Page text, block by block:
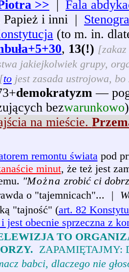
>>
Fala
Papież i inni |
(to m. in.
, 13(!)
jakiejkolwiek grupy,
[to jest zasada ustrojowa,
demokratyzm—
bezwarunkowo
na mieście.
remontu światapod
minut, że też jest
"Można zrobić ci
o "tajemnicach"... |
"tajność" (art. 82
jest obecnie sprzeczna z
TO
ZAPAMIĘTAJMY:
babci, dlaczego nie